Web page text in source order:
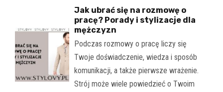
Jak ubrać się na rozmowę o
pracę? Porady i stylizacje dla
mężczyzn
Podczas rozmowy o pracę liczy się
Twoje doświadczenie, wiedza i sposób
komunikacji, a także pierwsze wrażenie.
Strój może wiele powiedzieć o Twoim